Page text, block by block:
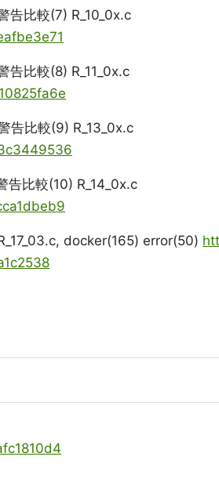
比較(7) R_10_0x.c
比較(8) R_11_0x.c
告比較(9) R_13_0x.c
比較(10) R_14_0x.c
docker(165) error(50) htt